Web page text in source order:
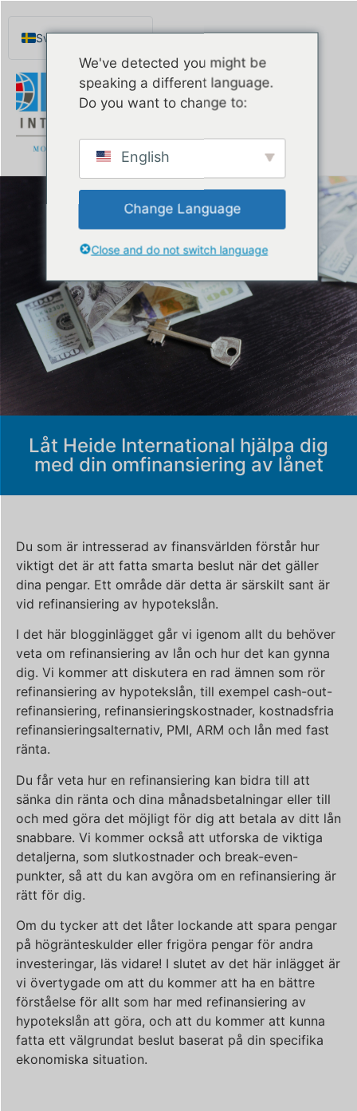
Svenska
Español de México
Português do Brasil
Русский
Français
Nederlands (België)
Låt Heide International hjälpa dig
med din omfinansiering av lånet
Du som är intresserad av finansvärlden förstår hur
viktigt det är att fatta smarta beslut när det gäller
dina pengar. Ett område där detta är särskilt sant är
vid refinansiering av hypotekslån.
I det här blogginlägget går vi igenom allt du behöver
veta om refinansiering av lån och hur det kan gynna
dig. Vi kommer att diskutera en rad ämnen som rör
refinansiering av hypotekslån, till exempel cash-out-
refinansiering, refinansieringskostnader, kostnadsfria
refinansieringsalternativ, PMI, ARM och lån med fast
ränta.
Du får veta hur en refinansiering kan bidra till att
sänka din ränta och dina månadsbetalningar eller till
och med göra det möjligt för dig att betala av ditt lån
snabbare. Vi kommer också att utforska de viktiga
detaljerna, som slutkostnader och break-even-
punkter, så att du kan avgöra om en refinansiering är
rätt för dig.
Om du tycker att det låter lockande att spara pengar
på högränteskulder eller frigöra pengar för andra
investeringar, läs vidare! I slutet av det här inlägget är
vi övertygade om att du kommer att ha en bättre
förståelse för allt som har med refinansiering av
hypotekslån att göra, och att du kommer att kunna
fatta ett välgrundat beslut baserat på din specifika
ekonomiska situation.
We've detected you might be
speaking a different language.
Do you want to change to:
English
Change Language
Close and do not switch language